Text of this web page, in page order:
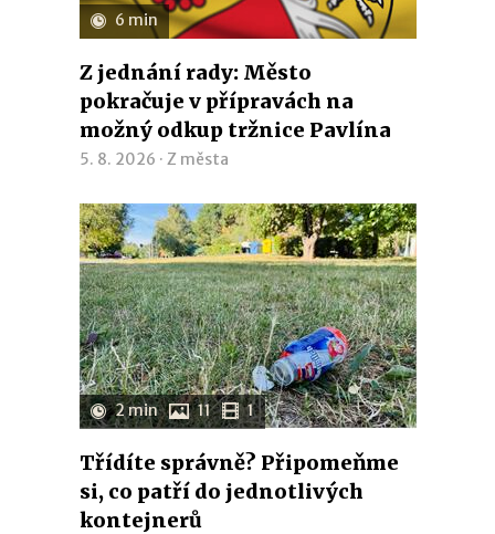
6 min
Z jednání rady: Město
pokračuje v přípravách na
možný odkup tržnice Pavlína
5. 8. 2026 · Z města
2 min 11 1
Třídíte správně? Připomeňme
si, co patří do jednotlivých
kontejnerů